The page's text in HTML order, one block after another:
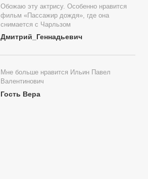
Обожаю эту актрису. Особенно нравится
фильм «Пассажир дождя», где она
снимается с Чарльзом
Дмитрий_Геннадьевич
Мне больше нравится Ильин Павел
Валентинович
Гость Вера